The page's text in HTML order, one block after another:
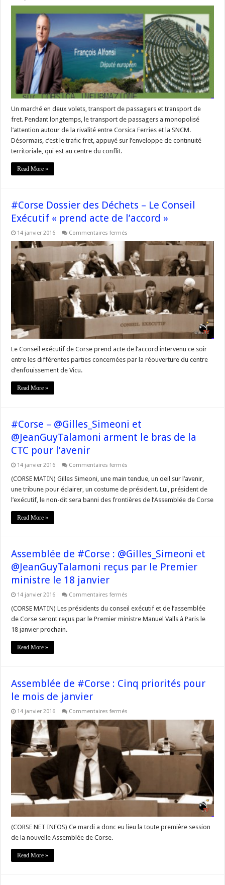
« Quelle
issue
pour
le
dossier
transports
? »
Un marché en deux volets, transport de passagers et transport de
fret. Pendant longtemps, le transport de passagers a monopolisé
l’attention autour de la rivalité entre Corsica Ferries et la SNCM.
Désormais, c’est le trafic fret, appuyé sur l’enveloppe de continuité
territoriale, qui est au centre du conflit.
Read More »
#Corse Dossier des Déchets – Le Conseil
Exécutif « prend acte de l’accord »
14 janvier 2016 Commentaires fermés
Dossier
des
Déchets
–
Le
Conseil
Exécutif
« prend
acte
de
l’accord »
Le Conseil exécutif de Corse prend acte de l’accord intervenu ce soir
entre les différentes parties concernées par la réouverture du centre
d’enfouissement de Vicu.
Read More »
#Corse – @Gilles_Simeoni et
@JeanGuyTalamoni arment le bras de la
CTC pour l’avenir
14 janvier 2016 Commentaires fermés
–
@Gilles_Simeoni
et
@JeanGuyTalamoni
arment
l’avenir
(CORSE MATIN) Gilles Simeoni, une main tendue, un oeil sur l’avenir,
une tribune pour éclairer, un costume de président. Lui, président de
l’exécutif, le non-dit sera banni des frontières de l’Assemblée de Corse
Read More »
Assemblée de #Corse : @Gilles_Simeoni et
@JeanGuyTalamoni reçus par le Premier
ministre le 18 janvier
14 janvier 2016 Commentaires fermés
de
:
18
(CORSE MATIN) Les présidents du conseil exécutif et de l’assemblée
de Corse seront reçus par le Premier ministre Manuel Valls à Paris le
18 janvier prochain.
Read More »
Assemblée de #Corse : Cinq priorités pour
le mois de janvier
14 janvier 2016 Commentaires fermés
#Corse
Cinq
priorités
pour
mois
de
janvier
(CORSE NET INFOS) Ce mardi a donc eu lieu la toute première session
de la nouvelle Assemblée de Corse.
Read More »